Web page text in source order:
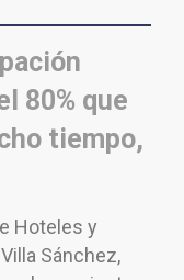
80% que
tiempo,
Hoteles y
Sánchez,